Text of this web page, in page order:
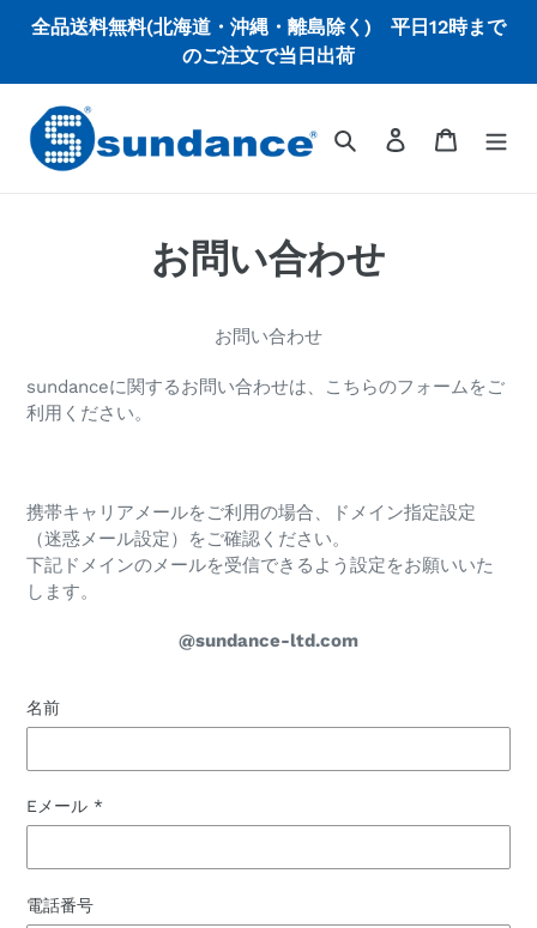
全品送料無料(北海道・沖縄・離島除く) 平日12時まで
のご注文で当日出荷
検索 ログインカート
お問い合わせ
お問い合わせ
sundanceに関するお問い合わせは、こちらのフォームをご
利用ください。
携帯キャリアメールをご利用の場合、ドメイン指定設定
（迷惑メール設定）をご確認ください。
下記ドメインのメールを受信できるよう設定をお願いいた
します。
@sundance-ltd.com
名前
Eメール *
電話番号